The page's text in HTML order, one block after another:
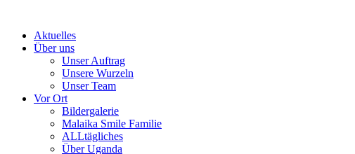
contentAktuelles
Über uns
Unser Auftrag
Unsere Wurzeln
Unser Team
Vor Ort
Bildergalerie
Malaika Smile Familie
ALLtägliches
Über Uganda